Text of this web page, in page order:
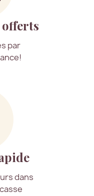
par
dans